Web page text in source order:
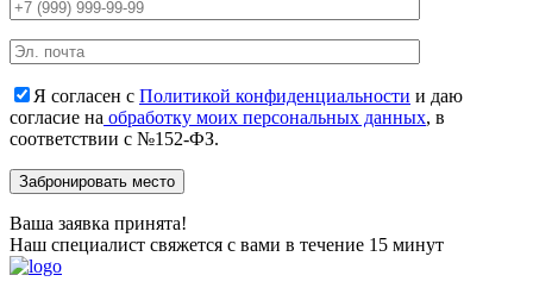
Я согласен с Политикой конфиденциальности и даю
согласие на обработку моих персональных данных, в
соответствии с №152-ФЗ.
Ваша заявка принята!
Наш специалист свяжется с вами в течение 15 минут